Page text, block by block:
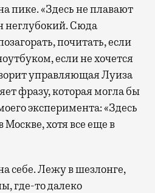
пике. «Здесь не плавают
неглубокий. Сюда
почитать, если
если не хочется
управляющая Луиза
фразу, которая могла бы
эксперимента: «Здесь
хотя все еще в
себе. Лежу в шезлонге,
где-то далеко